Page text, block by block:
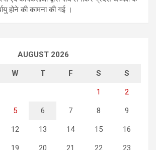
होने की कामना की गई ।
AUGUST 2026
W T F S S
1 2
5 6 7 8 9
12 13 14 15 16
19 20 21 22 23